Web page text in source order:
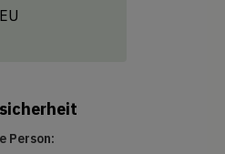
Person: